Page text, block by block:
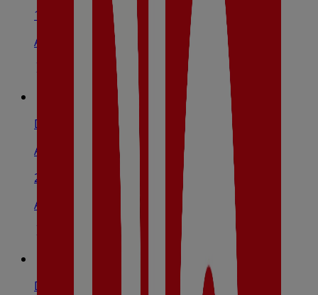
1.5 km
Abierto
Dia
Avenida De Francia, S/N, Toledo
2.6 km
Abierto
Dia